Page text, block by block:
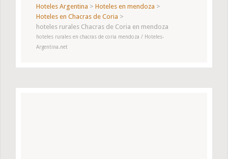
Hoteles Argentina > Hoteles en mendoza >
Hoteles en Chacras de Coria >
hoteles rurales Chacras de Coria en mendoza
hoteles rurales en chacras de coria mendoza / Hoteles-
Argentina.net